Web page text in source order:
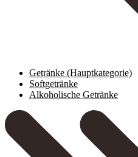
Getränke (Hauptkategorie)
Softgetränke
Alkoholische Getränke